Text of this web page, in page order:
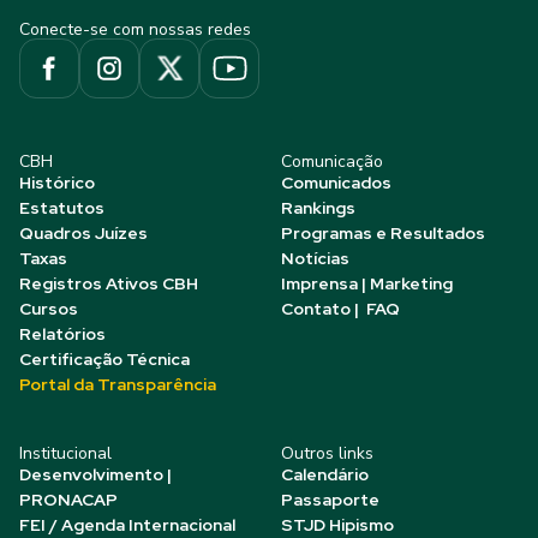
Conecte-se com nossas redes
CBH
Histórico
Estatutos
Quadros Juízes
Taxas
Registros Ativos CBH
Cursos
Relatórios
Certificação Técnica
Portal da Transparência
Comunicação
Comunicados
Rankings
Programas e Resultados
Notícias
Imprensa | Marketing
Contato | FAQ
Institucional
Desenvolvimento |
PRONACAP
FEI / Agenda Internacional
Outros links
Calendário
Passaporte
STJD Hipismo